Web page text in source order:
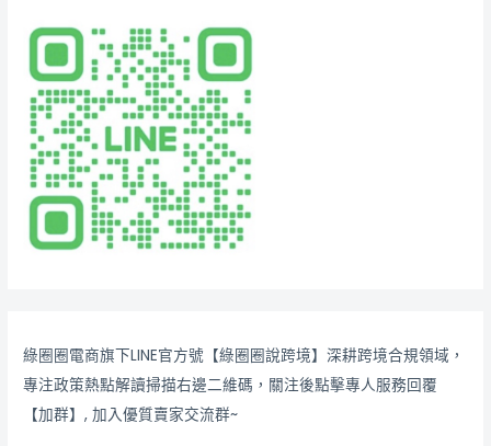
綠圈圈電商旗下LINE官方號【綠圈圈說跨境】深耕跨境合規領域，
專注政策熱點解讀掃描右邊二維碼，關注後點擊專人服務回覆
【加群】, 加入優質賣家交流群~